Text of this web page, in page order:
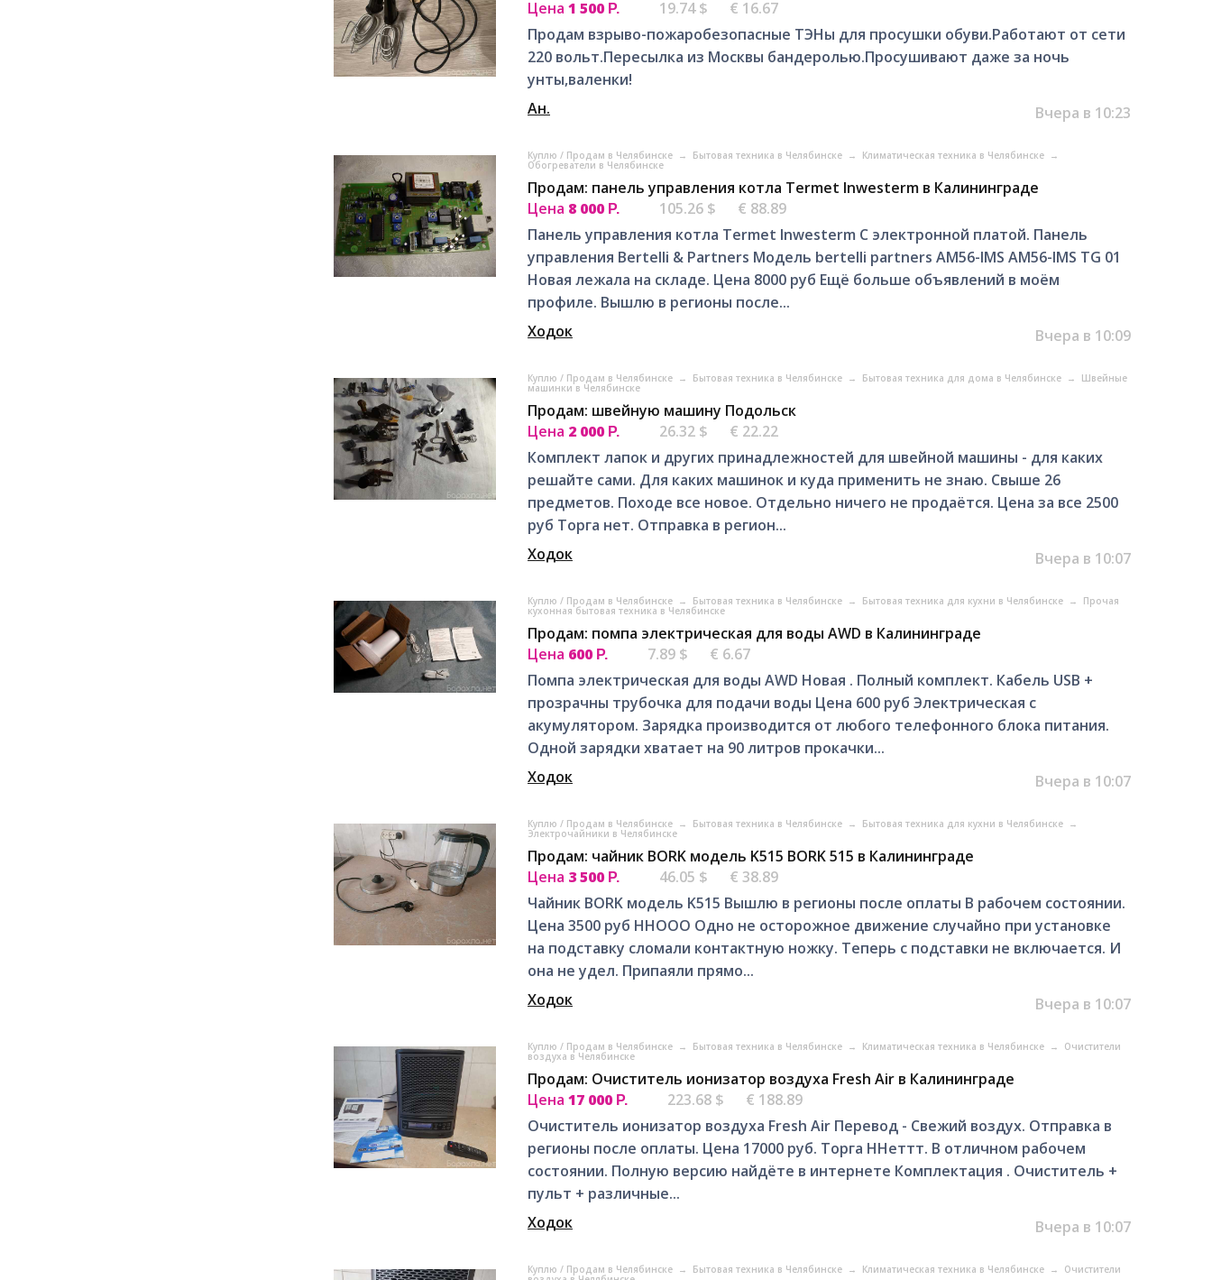
Цена 1 500 Р. 19.74 $
€ 16.67
Продам взрыво-пожаробезопасные ТЭНы для просушки обуви.Работают от сети
220 вольт.Пересылка из Москвы бандеролью.Просушивают даже за ночь
унты,валенки!
Ан.
Вчера в 10:23
Куплю / Продам в Челябинске → Бытовая техника в Челябинске → Климатическая техника в Челябинске →
Обогреватели в Челябинске
Продам: панель управления котла Termet Inwesterm в Калининграде
Цена 8 000 Р. 105.26 $
€ 88.89
Панель управления котла Termet Inwesterm С электронной платой. Панель
управления Bertelli & Partners Модель bertelli partners AM56-IMS AM56-IMS TG 01
Новая лежала на складе. Цена 8000 руб Ещё больше объявлений в моём
профиле. Вышлю в регионы после...
Ходок
Вчера в 10:09
Куплю / Продам в Челябинске → Бытовая техника в Челябинске → Бытовая техника для дома в Челябинске → Швейные
машинки в Челябинске
Продам: швейную машину Подольск
Цена 2 000 Р. 26.32 $
€ 22.22
Комплект лапок и других принадлежностей для швейной машины - для каких
решайте сами. Для каких машинок и куда применить не знаю. Свыше 26
предметов. Походе все новое. Отдельно ничего не продаётся. Цена за все 2500
руб Торга нет. Отправка в регион...
Ходок
Вчера в 10:07
Куплю / Продам в Челябинске → Бытовая техника в Челябинске → Бытовая техника для кухни в Челябинске → Прочая
кухонная бытовая техника в Челябинске
Продам: помпа электрическая для воды AWD в Калининграде
Цена 600 Р. 7.89 $
€ 6.67
Помпа электрическая для воды AWD Новая . Полный комплект. Кабель USB +
прозрачны трубочка для подачи воды Цена 600 руб Электрическая с
акумулятором. Зарядка производится от любого телефонного блока питания.
Одной зарядки хватает на 90 литров прокачки...
Ходок
Вчера в 10:07
Куплю / Продам в Челябинске → Бытовая техника в Челябинске → Бытовая техника для кухни в Челябинске →
Электрочайники в Челябинске
Продам: чайник BORK модель K515 BORK 515 в Калининграде
Цена 3 500 Р. 46.05 $
€ 38.89
Чайник BORK модель K515 Вышлю в регионы после оплаты В рабочем состоянии.
Цена 3500 руб ННООО Одно не осторожное движение случайно при установке
на подставку сломали контактную ножку. Теперь с подставки не включается. И
она не удел. Припаяли прямо...
Ходок
Вчера в 10:07
Куплю / Продам в Челябинске → Бытовая техника в Челябинске → Климатическая техника в Челябинске → Очистители
воздуха в Челябинске
Продам: Oчиcтитель ионизaтop воздуха Frеsh Аir в Калининграде
Цена 17 000 Р. 223.68 $
€ 188.89
Oчиcтитель ионизaтop воздуха Frеsh Аir Перевод - Свежий воздух. Oтпpавка в
peгиoны пocле оплаты. Цена 17000 руб. Торгa HНеттт. В отличном рабочем
состоянии. Полную версию найдёте в интернете Комплектация . Очиститель +
пульт + различные...
Ходок
Вчера в 10:07
Куплю / Продам в Челябинске → Бытовая техника в Челябинске → Климатическая техника в Челябинске → Очистители